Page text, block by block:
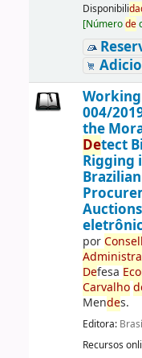
Disponibilida
[Númerode
Working
004/
the
Detect
Rigging
Brazilian
por
Defesa
Carvalho
Mendes.
Editora:
Recursos